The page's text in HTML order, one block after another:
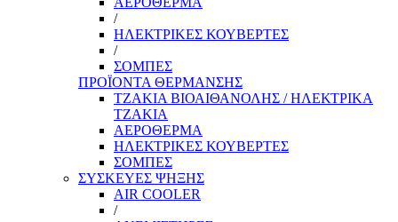
/
ΗΛΕΚΤΡΙΚΕΣ ΚΟΥΒΕΡΤΕΣ
/
ΣΟΜΠΕΣ
ΠΡΟΪΟΝΤΑ ΘΕΡΜΑΝΣΗΣ
ΤΖΑΚΙΑ ΒΙΟΑΙΘΑΝΟΛΗΣ / ΗΛΕΚΤΡΙΚΑ
ΤΖΑΚΙΑ
ΑΕΡΟΘΕΡΜΑ
ΗΛΕΚΤΡΙΚΕΣ ΚΟΥΒΕΡΤΕΣ
ΣΟΜΠΕΣ
ΣΥΣΚΕΥΕΣ ΨΗΞΗΣ
AIR COOLER
/